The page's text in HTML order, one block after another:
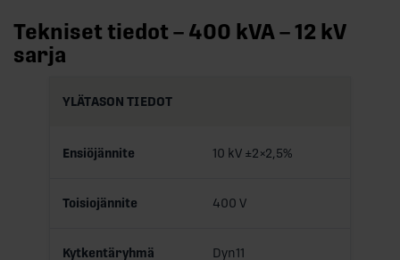
Tekniset tiedot – 400 kVA – 12 kV
sarja
YLÄTASON TIEDOT
Ensiöjännite 10 kV ±2×2,5%
Toisiojännite 400 V
Kytkentäryhmä Dyn11